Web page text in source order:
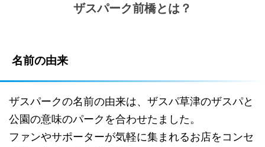
ザスパーク前橋とは？
名前の由来
ザスパークの名前の由来は、ザスパ草津のザスパと
公園の意味のパークを合わせたました。
ファンやサポーターが気軽に集まれるお店をコンセ